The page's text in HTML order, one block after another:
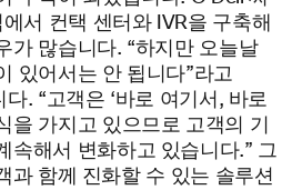
서 컨택 센터와 IVR을 구축해
가 많습니다. “하지만 오늘날
있어서는 안 됩니다”라고
다. “고객은 ‘바로 여기서, 바로
을 가지고 있으므로 고객의 기
속해서 변화하고 있습니다.” 그
과 함께 진화할 수 있는 솔루션